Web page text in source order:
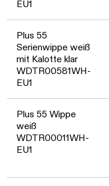
EU1
Plus 55
Serienwippe weiß
mit Kalotte klar
WDTR00581WH-
EU1
Plus 55 Wippe
weiß
WDTR00011WH-
EU1